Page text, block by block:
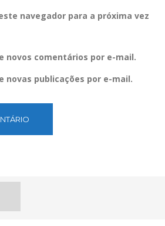
navegador para a próxima vez
novos comentários por e-mail.
novas publicações por e-mail.